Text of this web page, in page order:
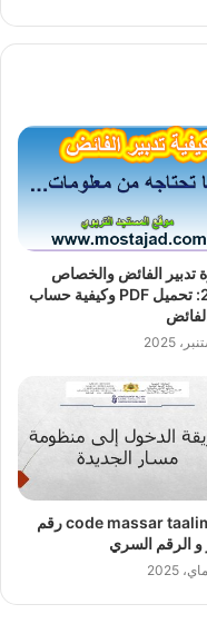
تدبير الفائض والخصاص
2026: تحميل PDF وكيفية حساب
code massar taalim ma رقم
الرقم السري